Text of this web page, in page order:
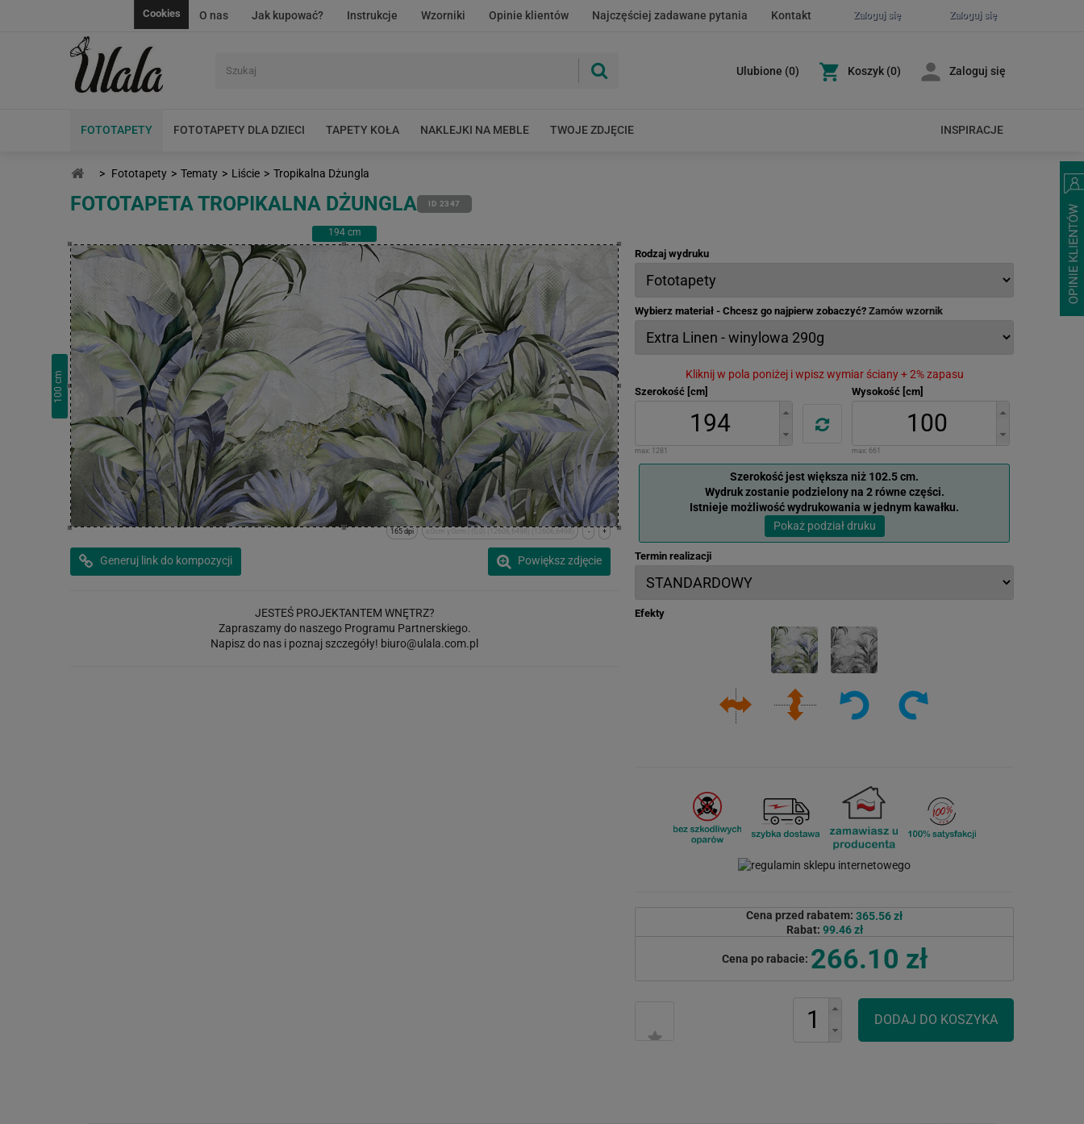
Zaloguj się
Zaloguj się
O nas Jak kupować? Instrukcje Wzorniki Opinie klientów Najczęściej zadawane pytania Kontakt
Cookies
Ulubione (0) Koszyk (0) Zaloguj się
FOTOTAPETY FOTOTAPETY DLA DZIECI TAPETY KOŁA NAKLEJKI NA MEBLE TWOJE ZDJĘCIE INSPIRACJE
> Fototapety > Tematy > Liście > Tropikalna Dżungla
FOTOTAPETA TROPIKALNA DŻUNGLA ID 2347
194cm
100
cm
+
-
x:0cm y:0cm | (0,0) (12606,6498) (12606,6498)
165 dpi
Powiększ zdjęcie
Generuj link do kompozycji
JESTEŚ PROJEKTANTEM WNĘTRZ?
Zapraszamy do naszego Programu Partnerskiego.
Napisz do nas i poznaj szczegóły! biuro@ulala.com.pl
Rodzaj wydruku
Wybierz materiał - Chcesz go najpierw zobaczyć? Zamów wzornik
Kliknij w pola poniżej i wpisz wymiar ściany + 2% zapasu
Szerokość [cm]
max: 1281
Wysokość [cm]
max: 661
Szerokość jest większa niż 102.5 cm.
Wydruk zostanie podzielony na 2 równe części.
Istnieje możliwość wydrukowania w jednym kawałku.
Pokaż podział druku
Termin realizacji
Efekty
Cena przed rabatem: 365.56 zł
Rabat: 99.46 zł
Cena po rabacie: 266.10 zł